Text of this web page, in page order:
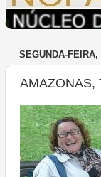
SEGUNDA-
AMAZONAS,